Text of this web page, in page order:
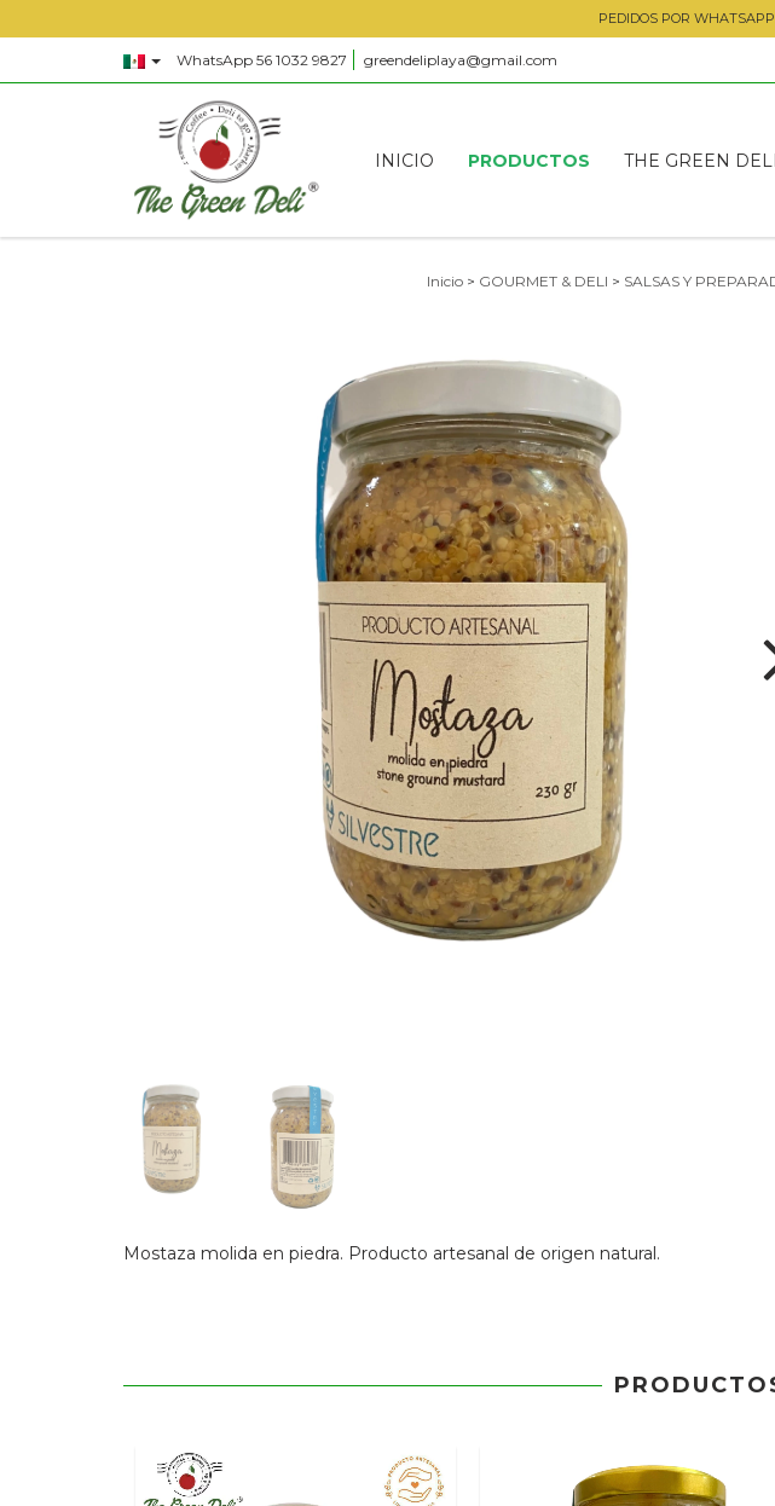
PEDIDOS POR
WhatsApp 56 1032 9827 greendeliplaya@gmail.com
INICIO PRODUCTOS THE GREEN
Inicio > GOURMET & DELI > SALSAS Y
Mostaza molida en piedra. Producto artesanal de origen natural.